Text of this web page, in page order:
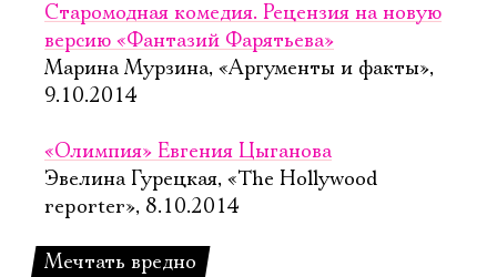
Старомодная комедия. Рецензия на новую
версию «Фантазий Фарятьева»
Марина Мурзина, «Аргументы и факты»,
9.10.2014
«Олимпия» Евгения Цыганова
Эвелина Гурецкая, «The Hollywood
reporter», 8.10.2014
Мечтать вредно